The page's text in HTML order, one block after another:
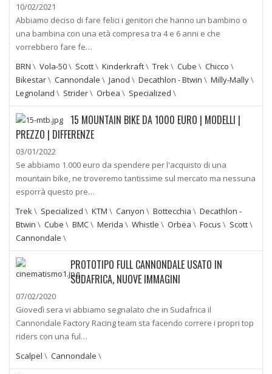
10/02/2021
Abbiamo deciso di fare felici i genitori che hanno un bambino o
una bambina con una età compresa tra 4 e 6 anni e che
vorrebbero fare fe…
BRN \ Vola-50\ Scott\ Kinderkraft\ Trek \ Cube \ Chicco \
Bikestar\ Cannondale \ Janod \ Decathlon - Btwin \ Milly-Mally\
Legnoland \ Strider\ Orbea \ Specialized \
15 MOUNTAIN BIKE DA 1000 EURO | MODELLI |
PREZZO | DIFFERENZE
03/01/2022
Se abbiamo 1.000 euro da spendere per l'acquisto di una
mountain bike, ne troveremo tantissime sul mercato ma nessuna
esporrà questo pre…
Trek \ Specialized \ KTM \ Canyon \ Bottecchia \ Decathlon -
Btwin \ Cube \ BMC\ Merida \ Whistle \ Orbea \ Focus \ Scott\
Cannondale \
PROTOTIPO FULL CANNONDALE USATO IN
SUDAFRICA, NUOVE IMMAGINI
07/02/2020
Giovedì sera vi abbiamo segnalato che in Sudafrica il
Cannondale Factory Racing team sta facendo correre i propri top
riders con una ful…
Scalpel \ Cannondale \